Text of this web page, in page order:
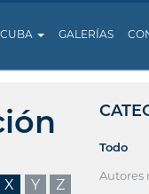
CUBA GALERÍAS
X Y Z
Todo
Autores